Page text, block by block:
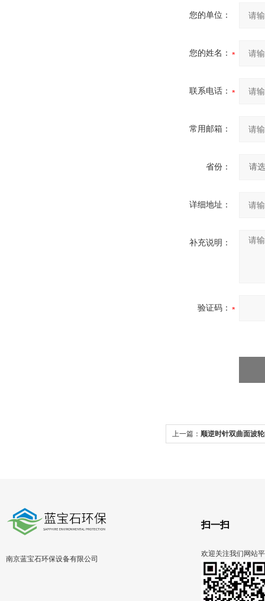
您的单位：
您的姓名：
联系电话：
常用邮箱：
省份：
详细地址：
补充说明：
验证码：
上一篇： 顺逆时针双曲面波
南京蓝宝石环保设备有限公司
扫一扫
欢迎关注我们网站